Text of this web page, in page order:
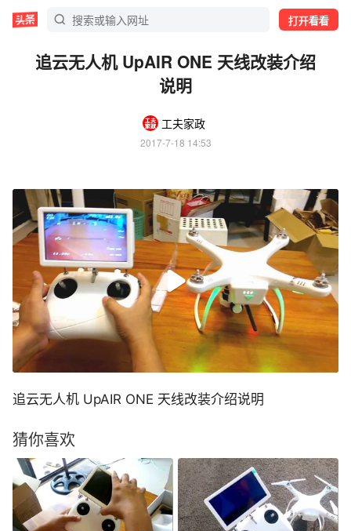
打开看看
追云无人机 UpAIR ONE 天线改装介绍
说明
工夫家政
2017-7-18 14:53
追云无人机 UpAIR ONE 天线改装介绍说明
猜你喜欢